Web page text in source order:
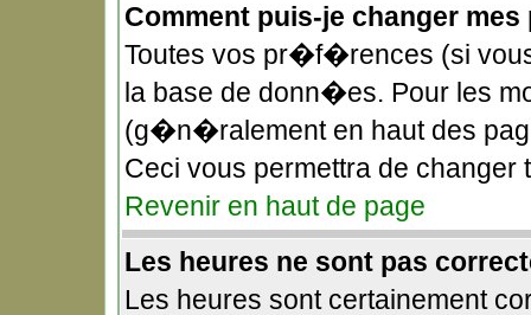
Comment puis-je changer
Toutes vos pr�f�rences (si
la base de donn�es. Pour les
(g�n�ralement en haut des
Ceci vous permettra de
Revenir en haut de page
Les heures ne sont pas
Les heures sont certainement